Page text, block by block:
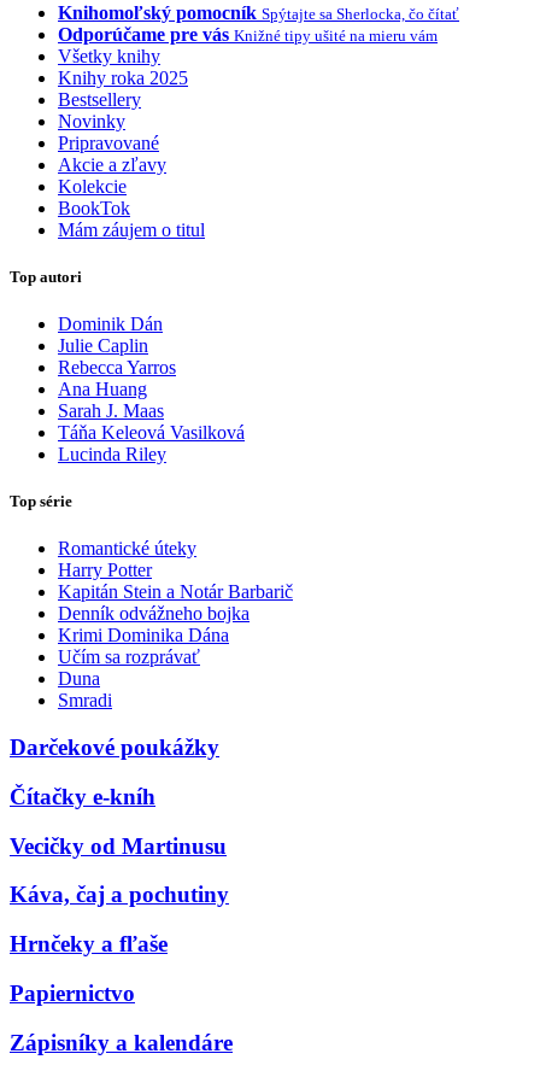
Knihomoľský pomocník Spýtajte sa Sherlocka, čo čítať
Odporúčame pre vás Knižné tipy ušité na mieru vám
Všetky knihy
Knihy roka 2025
Bestsellery
Novinky
Pripravované
Akcie a zľavy
Kolekcie
BookTok
Mám záujem o titul
Top autori
Dominik Dán
Julie Caplin
Rebecca Yarros
Ana Huang
Sarah J. Maas
Táňa Keleová Vasilková
Lucinda Riley
Top série
Romantické úteky
Harry Potter
Kapitán Stein a Notár Barbarič
Denník odvážneho bojka
Krimi Dominika Dána
Učím sa rozprávať
Duna
Smradi
Darčekové poukážky
Čítačky e-kníh
Vecičky od Martinusu
Káva, čaj a pochutiny
Hrnčeky a fľaše
Papiernictvo
Zápisníky a kalendáre